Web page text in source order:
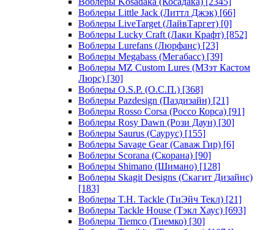
Воблеры Little Jack (Литтл Джэк) [66]
Воблеры LiveTarget (ЛайвТаргет) [0]
Воблеры Lucky Craft (Лаки Крафт) [852]
Воблеры Lurefans (Люрфанс) [23]
Воблеры Megabass (Мегабасс) [39]
Воблеры MZ Custom Lures (МЗэт Кастом
Люрс) [30]
Воблеры O.S.P. (О.С.П.) [368]
Воблеры Pazdesign (Паздизайн) [21]
Воблеры Rosso Corsa (Россо Корса) [91]
Воблеры Rosy Dawn (Рози Даун) [30]
Воблеры Saurus (Саурус) [155]
Воблеры Savage Gear (Саваж Гир) [6]
Воблеры Scorana (Скорана) [90]
Воблеры Shimano (Шимано) [128]
Воблеры Skagit Designs (Скагит Дизайнс)
[183]
Воблеры T.H. Tackle (ТиЭйч Текл) [21]
Воблеры Tackle House (Тэкл Хаус) [693]
Воблеры Tiemco (Тиемко) [30]